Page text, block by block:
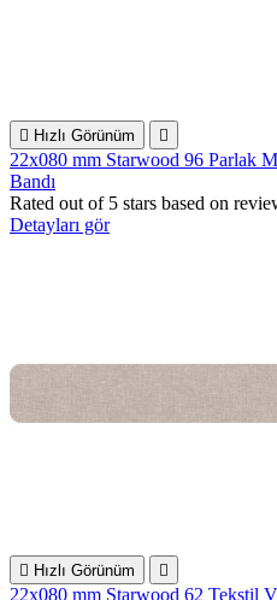
 Hızlı Görünüm 
22x080 mm Starwood 96 Parlak
Bandı
Rated out of 5 stars based on
Detayları gör
 Hızlı Görünüm 
22x080 mm Starwood 62 Tekstil